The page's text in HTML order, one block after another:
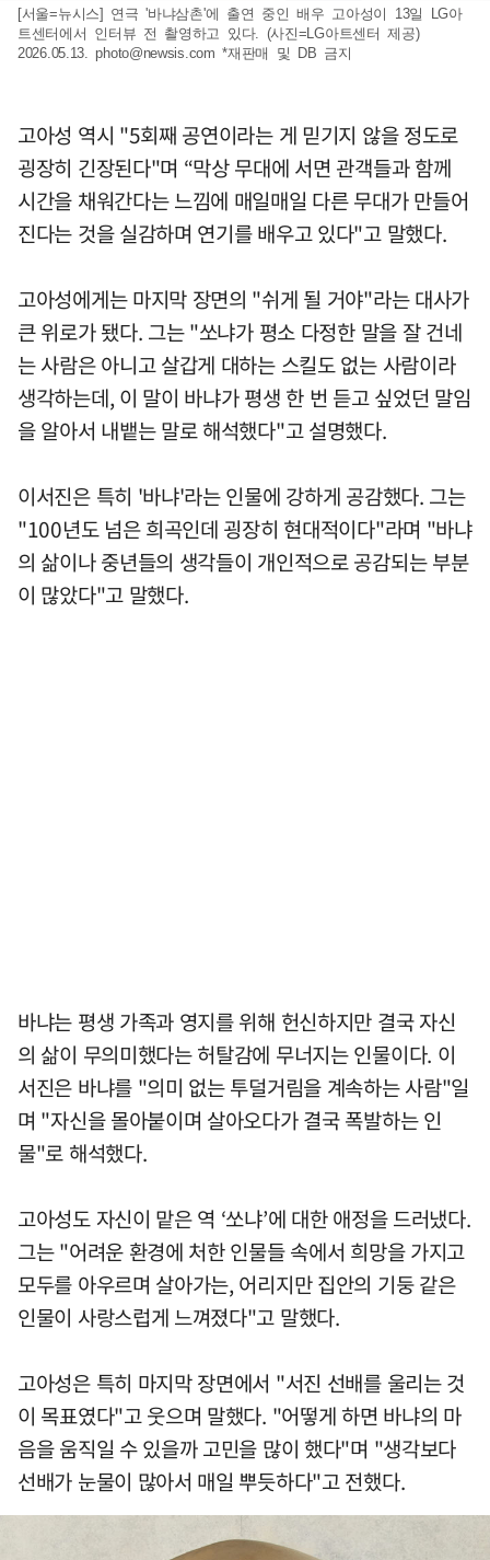
[서울=뉴시스] 연극 '바냐삼촌'에 출연 중인 배우 고아성이 13일 LG아
트센터에서 인터뷰 전 촬영하고 있다. (사진=LG아트센터 제공)
2026.05.13.photo@newsis.com *재판매 및 DB 금지
고아성 역시 "5회째 공연이라는 게 믿기지 않을 정도로
굉장히 긴장된다"며 “막상 무대에 서면 관객들과 함께
시간을 채워간다는 느낌에 매일매일 다른 무대가 만들어
진다는 것을 실감하며 연기를 배우고 있다"고 말했다.
고아성에게는 마지막 장면의 "쉬게 될 거야"라는 대사가
큰 위로가 됐다. 그는 "쏘냐가 평소 다정한 말을 잘 건네
는 사람은 아니고 살갑게 대하는 스킬도 없는 사람이라
생각하는데, 이 말이 바냐가 평생 한 번 듣고 싶었던 말임
을 알아서 내뱉는 말로 해석했다"고 설명했다.
이서진은 특히 '바냐'라는 인물에 강하게 공감했다. 그는
"100년도 넘은 희곡인데 굉장히 현대적이다"라며 "바냐
의 삶이나 중년들의 생각들이 개인적으로 공감되는 부분
이 많았다"고 말했다.
바냐는 평생 가족과 영지를 위해 헌신하지만 결국 자신
의 삶이 무의미했다는 허탈감에 무너지는 인물이다. 이
서진은 바냐를 "의미 없는 투덜거림을 계속하는 사람"일
며 "자신을 몰아붙이며 살아오다가 결국 폭발하는 인
물"로 해석했다.
고아성도 자신이 맡은 역 ‘쏘냐’에 대한 애정을 드러냈다.
그는 "어려운 환경에 처한 인물들 속에서 희망을 가지고
모두를 아우르며 살아가는, 어리지만 집안의 기둥 같은
인물이 사랑스럽게 느껴졌다"고 말했다.
고아성은 특히 마지막 장면에서 "서진 선배를 울리는 것
이 목표였다"고 웃으며 말했다. "어떻게 하면 바냐의 마
음을 움직일 수 있을까 고민을 많이 했다"며 "생각보다
선배가 눈물이 많아서 매일 뿌듯하다"고 전했다.